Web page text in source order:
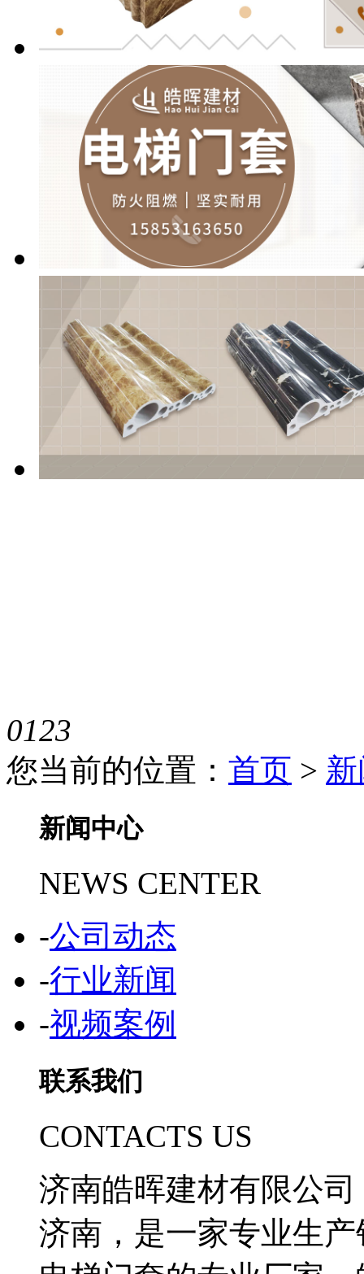
0123
您当前的位置： 首页 >
新闻中心
NEWS CENTER
-公司动态
-行业新闻
-视频案例
联系我们
CONTACTS US
济南皓晖建材有限公
济南，是一家专业生